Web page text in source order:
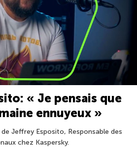
« Je pensais que
ennuyeux »
Jeffrey Esposito, Responsable des
chez Kaspersky.